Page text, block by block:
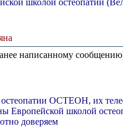
написанному
ОСТЕОН, их
Европейской школой
доверяем